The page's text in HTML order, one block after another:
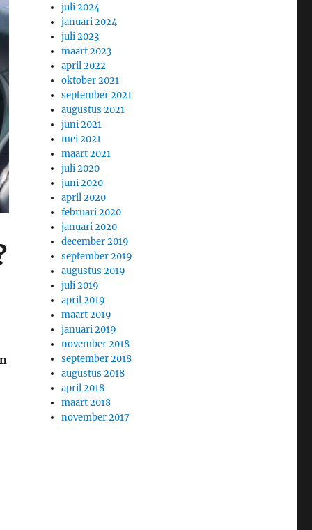
juli 2024
januari 2024
juli 2023
maart 2023
april 2022
oktober 2021
september 2021
augustus 2021
juni 2021
mei 2021
maart 2021
juli 2020
juni 2020
april 2020
februari 2020
januari 2020
december 2019
september 2019
augustus 2019
juli 2019
april 2019
maart 2019
januari 2019
november 2018
september 2018
augustus 2018
april 2018
maart 2018
november 2017